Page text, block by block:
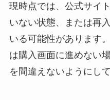
現時点では、公式サイ
いない状態、または再
いる可能性があります
は購入画面に進めない
を間違えないようにし